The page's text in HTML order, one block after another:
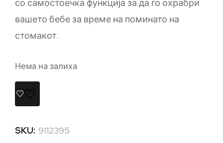
со самостоечка функција за да го охрабри
вашето бебе за време на поминато на
стомакот.
Нема на залиха
SKU: 9112395